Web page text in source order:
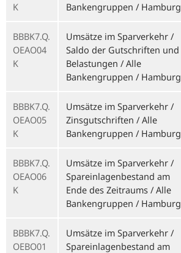
K
Bankengruppen / Hamburg
BBBK7.Q.
OEAO04
K
Umsätze im Sparverkehr /
Saldo der Gutschriften und
Belastungen / Alle
Bankengruppen / Hamburg
BBBK7.Q.
OEAO05
K
Umsätze im Sparverkehr /
Zinsgutschriften / Alle
Bankengruppen / Hamburg
BBBK7.Q.
OEAO06
K
Umsätze im Sparverkehr /
Spareinlagenbestand am
Ende des Zeitraums / Alle
Bankengruppen / Hamburg
BBBK7.Q.
OEBO01
Umsätze im Sparverkehr /
Spareinlagenbestand am